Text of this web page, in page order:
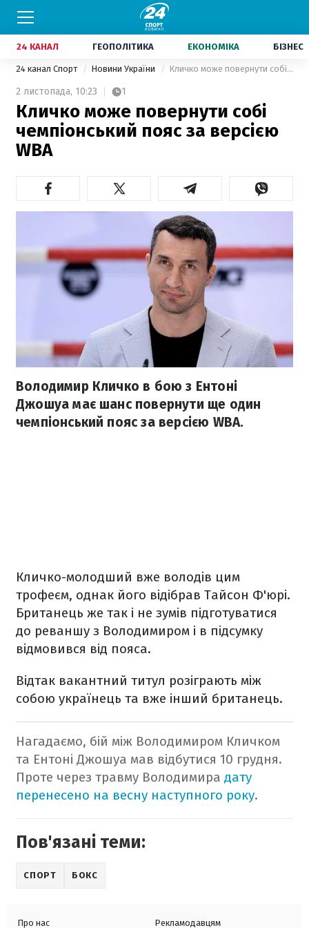
24 КАНАЛ ГЕОПОЛІТИКА ЕКОНОМІКА БІЗНЕС
24 канал Спорт Новини України Кличко може повернути собі чемпіонський пояс за версією WBA
2 листопада, 10:23 1
Кличко може повернути собі
чемпіонський пояс за версією
WBA
Володимир Кличко в бою з Ентоні
Джошуа має шанс повернути ще один
чемпіонський пояс за версією WBA.
Кличко-молодший вже володів цим
трофеєм, однак його відібрав Тайсон Ф'юрі.
Британець же так і не зумів підготуватися
до реваншу з Володимиром і в підсумку
відмовився від пояса.
Відтак вакантний титул розіграють між
собою українець та вже інший британець.
Нагадаємо, бій між Володимиром Кличком
та Ентоні Джошуа мав відбутися 10 грудня.
Проте через травму Володимира дату
перенесено на весну наступного року.
Пов'язані теми:
СПОРТ БОКС
Про нас
Рекламодавцям